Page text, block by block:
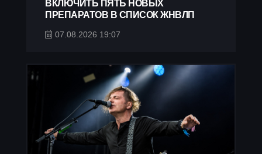
ВКЛЮЧИТЬ ПЯТЬ НОВЫХ
ПРЕПАРАТОВ В СПИСОК ЖНВЛП
07.08.2026 19:07